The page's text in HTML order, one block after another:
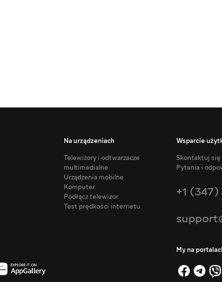
Na urządzeniach
Telewizory i odtwarzacze
multimedialne
Urządzenia mobilne
Komputer
Podłącz telewizor
Test prędkości internetu
Wsparcie
Skontaktuj się
Pytania i
+1 (347)
My na